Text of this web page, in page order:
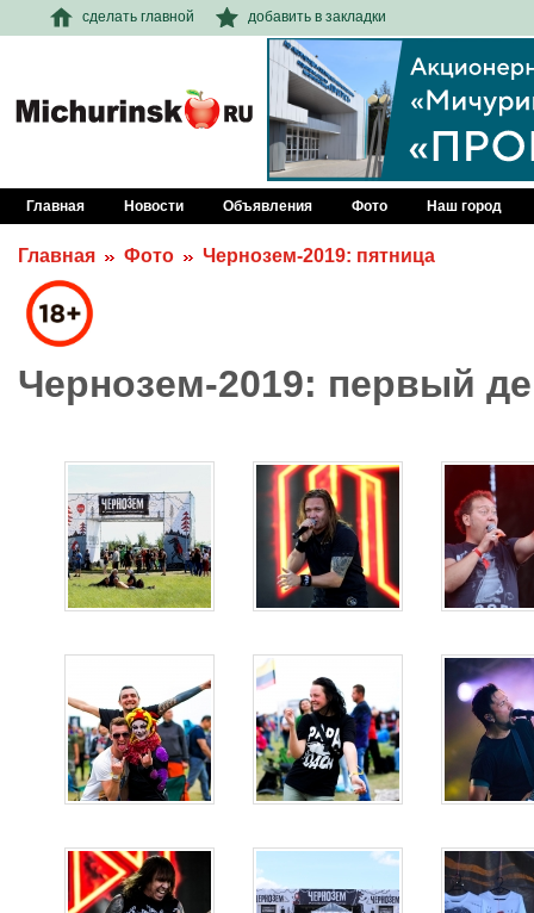
сделать главной добавить в закладки
Главная Новости Объявления Фото Наш город
Главная Фото Чернозем-2019: пятница
Чернозем-2019: первый